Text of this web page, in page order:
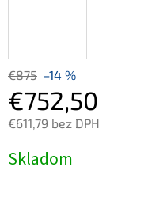
€875 –14 %
€752,50
€611,79 bez DPH
cena:
Skladom